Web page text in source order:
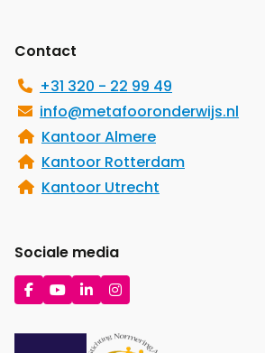
Contact
+31 320 - 22 99 49
info@metafooronderwijs.nl
Kantoor Almere
Kantoor Rotterdam
Kantoor Utrecht
Sociale media
Ga
naar
Facebook
Ga
naar
YouTube
Ga
naar
LinkedIn
Ga
naar
Instagram